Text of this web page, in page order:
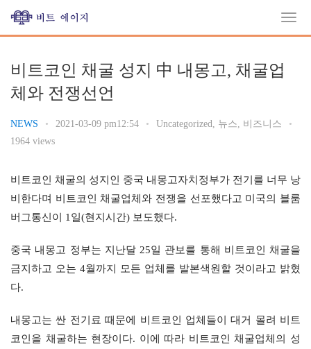
비트코인 채굴 성지 中 내몽고, 채굴업
체와 전쟁선언
NEWS • 2021-03-09 pm12:54 • Uncategorized, 뉴스, 비즈니스
•
1964 views
비트코인 채굴의 성지인 중국 내몽고자치정부가 전기를 너무 낭
비한다며 비트코인 채굴업체와 전쟁을 선포했다고 미국의 블룸
버그통신이 1일(현지시간) 보도했다.
중국 내몽고 정부는 지난달 25일 관보를 통해 비트코인 채굴을
금지하고 오는 4월까지 모든 업체를 발본색원할 것이라고 밝혔
다.
내몽고는 싼 전기료 때문에 비트코인 업체들이 대거 몰려 비트
코인을 채굴하는 현장이다. 이에 따라 비트코인 채굴업체의 성